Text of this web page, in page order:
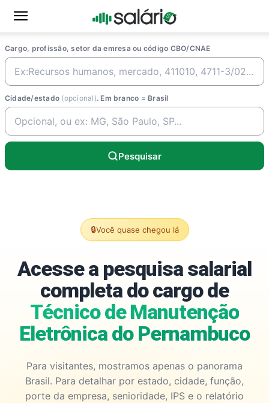
Cargo, profissão, setor da emresa ou código CBO/CNAE
Cidade/estado (opcional). Em branco = Brasil
Pesquisar
🔒Você quase chegou lá
Acesse a pesquisa salarial
completa do cargo de
Técnico de Manutenção
Eletrônica do Pernambuco
Para visitantes, mostramos apenas o panorama
Brasil. Para detalhar por estado, cidade, função,
porte da empresa, senioridade, IPS e o relatório